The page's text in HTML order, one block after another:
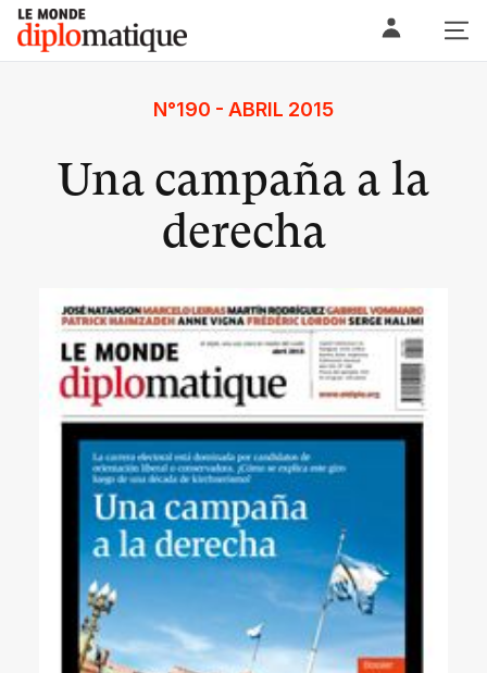
Skip
content
Le monde diplomatique
N°190 - ABRIL 2015
Una campaña a la
derecha